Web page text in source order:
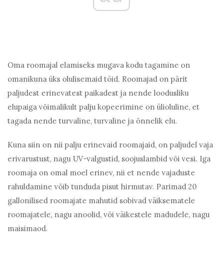
Oma roomajal elamiseks mugava kodu tagamine on
omanikuna üks olulisemaid töid. Roomajad on pärit
paljudest erinevatest paikadest ja nende loodusliku
elupaiga võimalikult palju kopeerimine on ülioluline, et
tagada nende turvaline, turvaline ja õnnelik elu.
Kuna siin on nii palju erinevaid roomajaid, on paljudel vaja
erivarustust, nagu UV-valgustid, soojuslambid või vesi. Iga
roomaja on omal moel erinev, nii et nende vajaduste
rahuldamine võib tunduda pisut hirmutav. Parimad 20
gallonilised roomajate mahutid sobivad väiksematele
roomajatele, nagu anoolid, või väikestele madudele, nagu
maisimaod.